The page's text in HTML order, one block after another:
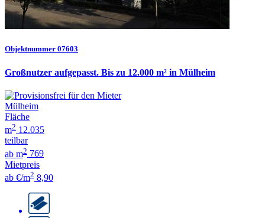
Objektnummer 07603
Großnutzer aufgepasst. Bis zu 12.000 m² in Mülheim
Mülheim
Fläche
m2 12.035
teilbar
ab m2 769
Mietpreis
ab €/m2 8,90